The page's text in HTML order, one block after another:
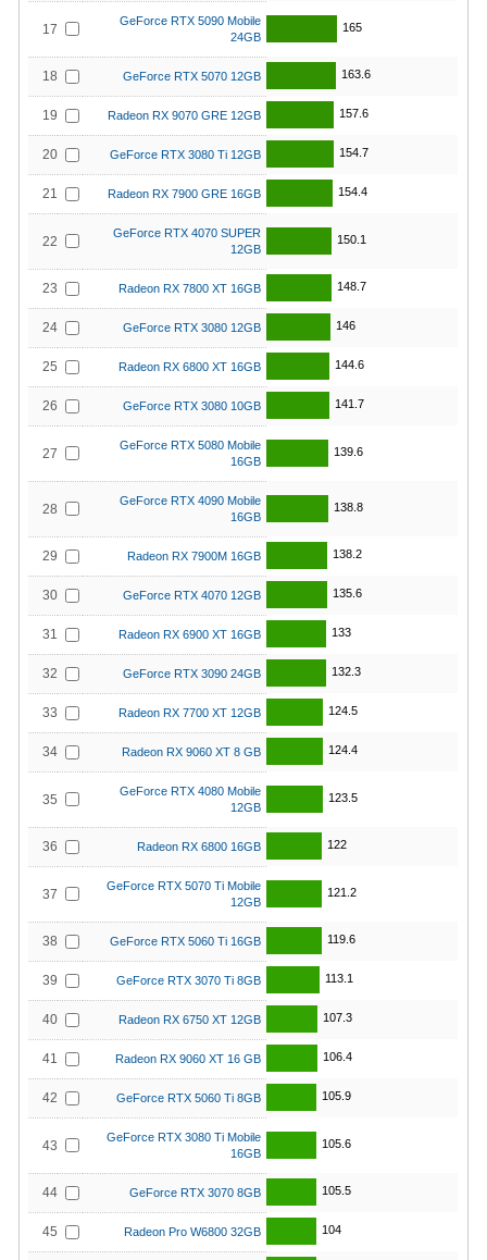
17
GeForce RTX 5090 Mobile
24GB
165
18 GeForce RTX 5070 12GB 163.6
19 Radeon RX 9070 GRE 12GB 157.6
20 GeForce RTX 3080 Ti 12GB 154.7
21 Radeon RX 7900 GRE 16GB 154.4
22
GeForce RTX 4070 SUPER
12GB
150.1
23 Radeon RX 7800 XT 16GB 148.7
24 GeForce RTX 3080 12GB 146
25 Radeon RX 6800 XT 16GB 144.6
26 GeForce RTX 3080 10GB 141.7
27
GeForce RTX 5080 Mobile
16GB
139.6
28
GeForce RTX 4090 Mobile
16GB
138.8
29 Radeon RX 7900M 16GB 138.2
30 GeForce RTX 4070 12GB 135.6
31 Radeon RX 6900 XT 16GB 133
32 GeForce RTX 3090 24GB 132.3
33 Radeon RX 7700 XT 12GB 124.5
34 Radeon RX 9060 XT 8 GB 124.4
35
GeForce RTX 4080 Mobile
12GB
123.5
36 Radeon RX 6800 16GB 122
37
GeForce RTX 5070 Ti Mobile
12GB
121.2
38 GeForce RTX 5060 Ti 16GB 119.6
39 GeForce RTX 3070 Ti 8GB 113.1
40 Radeon RX 6750 XT 12GB 107.3
41 Radeon RX 9060 XT 16 GB 106.4
42 GeForce RTX 5060 Ti 8GB 105.9
43
GeForce RTX 3080 Ti Mobile
16GB
105.6
44 GeForce RTX 3070 8GB 105.5
45 Radeon Pro W6800 32GB 104